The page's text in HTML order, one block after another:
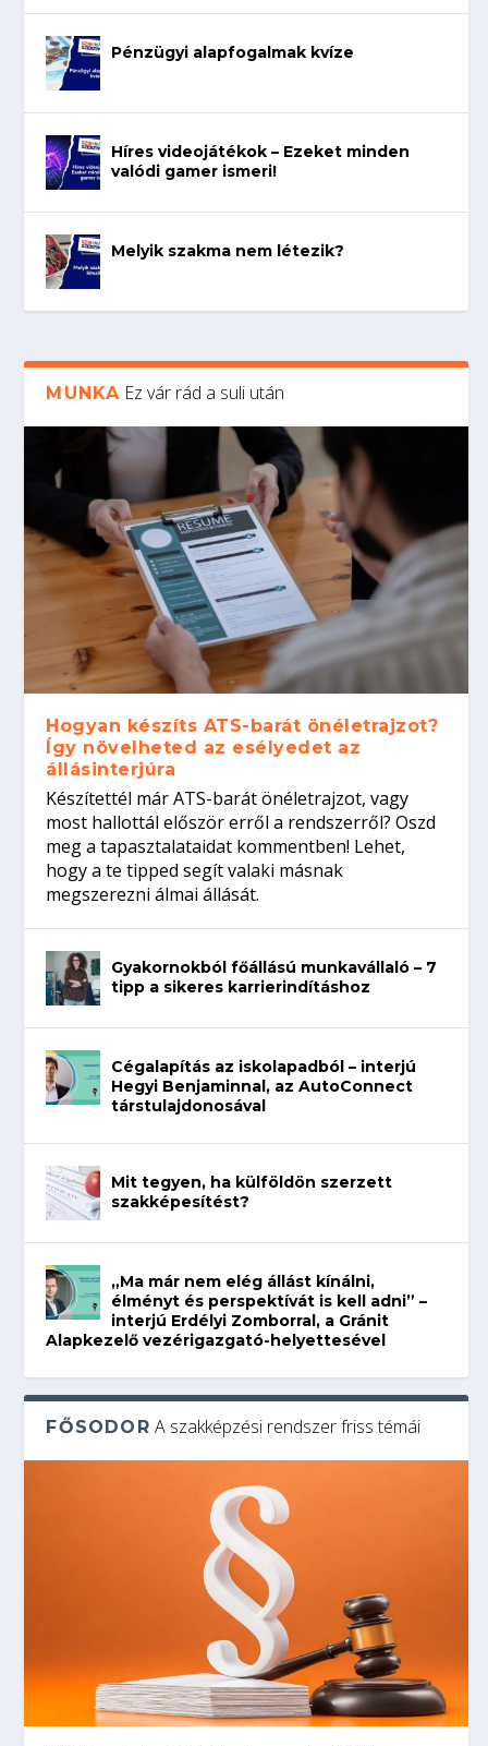
Pénzügyi alapfogalmak kvíze
Híres videojátékok – Ezeket minden
valódi gamer ismeri!
Melyik szakma nem létezik?
MUNKA Ez vár rád a suli után
Hogyan készíts ATS-barát önéletrajzot?
Így növelheted az esélyedet az
állásinterjúra
Készítettél már ATS-barát önéletrajzot, vagy
most hallottál először erről a rendszerről? Oszd
meg a tapasztalataidat kommentben! Lehet,
hogy a te tipped segít valaki másnak
megszerezni álmai állását.
Gyakornokból főállású munkavállaló – 7
tipp a sikeres karrierindításhoz
Cégalapítás az iskolapadból – interjú
Hegyi Benjaminnal, az AutoConnect
társtulajdonosával
Mit tegyen, ha külföldön szerzett
szakképesítést?
„Ma már nem elég állást kínálni,
élményt és perspektívát is kell adni” –
interjú Erdélyi Zomborral, a Gránit
Alapkezelő vezérigazgató-helyettesével
FŐSODOR A szakképzési rendszer friss témái